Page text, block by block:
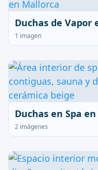
Duchas de Vapor
1 imagen
Duchas en Spa en
2 imágenes